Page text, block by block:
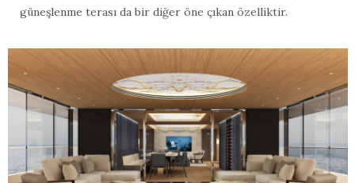
güneşlenme terası da bir diğer öne çıkan özelliktir.